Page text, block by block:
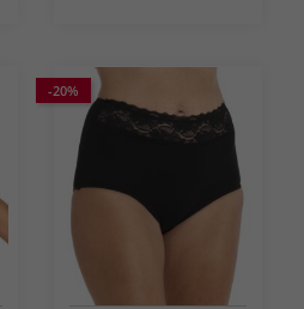
-20%